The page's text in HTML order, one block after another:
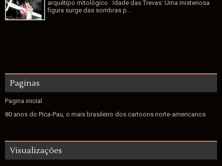
arquétipo mitológico Idade das Trevas: Uma misteriosa
figura surge das sombras p...
Paginas
Pagina inicial
80 anos do Pica-Pau, o mais brasileiro dos cartoons norte-americanos
Visualizações